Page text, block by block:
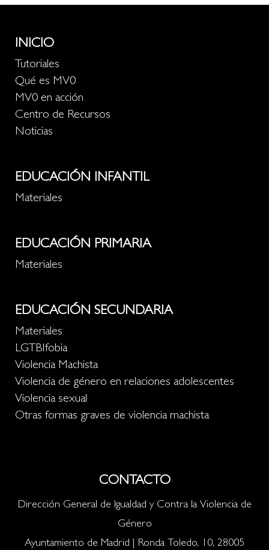
INICIO
Tutoriales
Qué es MV0
MV0 en acción
Centro de Recursos
Noticias
EDUCACIÓN INFANTIL
Materiales
EDUCACIÓN PRIMARIA
Materiales
EDUCACIÓN SECUNDARIA
Materiales
LGTBIfobia
Violencia Machista
Violencia de género en relaciones adolescentes
Violencia sexual
Otras formas graves de violencia machista
CONTACTO
Dirección General de Igualdad y Contra la Violencia de
Género
Ayuntamiento de Madrid | Ronda Toledo, 10, 28005